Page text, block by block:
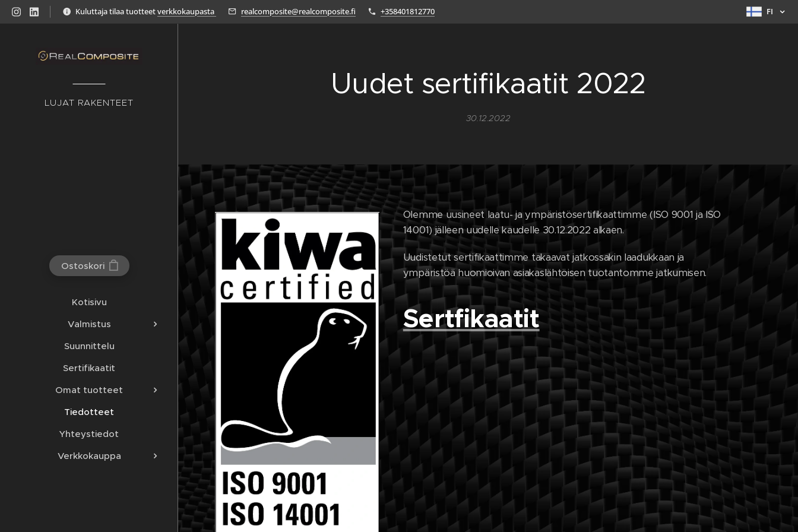
Kuluttaja tilaa tuotteetverkkokaupasta realcomposite@realcomposite.fi +358401812770 FI
LUJAT RAKENTEET
Ostoskori
Kotisivu
Valmistus
Suunnittelu
Sertifikaatit
Omat tuotteet
Tiedotteet
Yhteystiedot
Verkkokauppa
Uudet sertifikaatit 2022
30.12.2022
Olemme uusineet laatu- ja ympäristösertifikaattimme (ISO 9001 ja ISO
14001) jälleen uudelle kaudelle 30.12.2022 alkaen.
Uudistetut sertifikaattimme takaavat jatkossakin laadukkaan ja
ympäristöä huomioivan asiakaslähtöisen tuotantomme jatkumisen.
Sertfikaatit